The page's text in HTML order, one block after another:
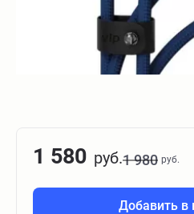
1 580 руб.1 980 руб.
Добавить в